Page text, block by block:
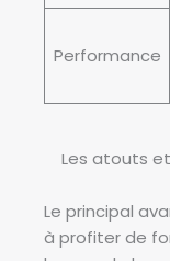
Performance
Les atouts
Le principal
à profiter de